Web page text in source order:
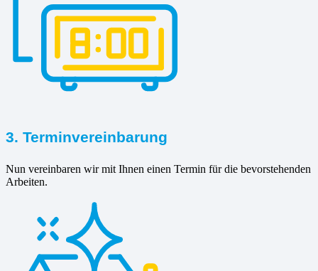
3. Terminvereinbarung
Nun vereinbaren wir mit Ihnen einen Termin für die bevorstehenden
Arbeiten.